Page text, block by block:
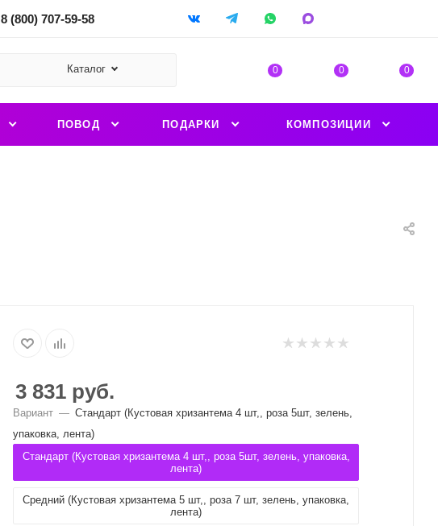
8 (800) 707-59-58
Каталог 0 0 0
ПОВОД ПОДАРКИ КОМПОЗИЦИИ
3 831 руб.
Вариант — Стандарт (Кустовая хризантема 4 шт,, роза 5шт, зелень,
упаковка, лента)
Стандарт (Кустовая хризантема 4 шт,, роза 5шт, зелень, упаковка,
лента)
Средний (Кустовая хризантема 5 шт,, роза 7 шт, зелень, упаковка,
лента)